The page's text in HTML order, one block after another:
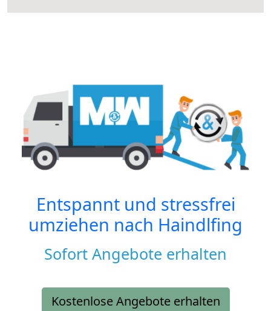
Entspannt und stressfrei
umziehen nach Haindlfing
Sofort Angebote erhalten
Kostenlose Angebote erhalten